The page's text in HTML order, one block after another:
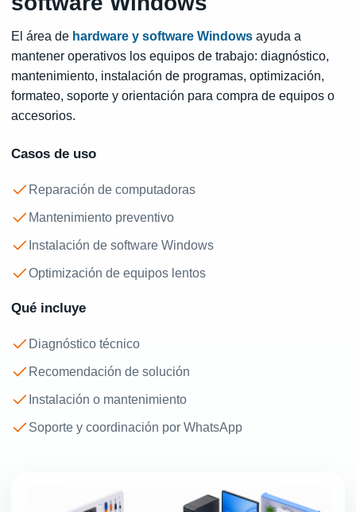
El área de hardware y software Windows ayuda a
mantener operativos los equipos de trabajo: diagnóstico,
mantenimiento, instalación de programas, optimización,
formateo, soporte y orientación para compra de equipos o
accesorios.
Casos de uso
Reparación de computadoras
Mantenimiento preventivo
Instalación de software Windows
Optimización de equipos lentos
Qué incluye
Diagnóstico técnico
Recomendación de solución
Instalación o mantenimiento
Soporte y coordinación por WhatsApp